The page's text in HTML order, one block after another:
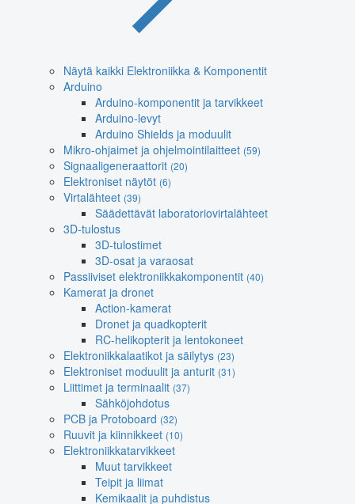
Näytä kaikki Elektroniikka & Komponentit
Arduino
Arduino-komponentit ja tarvikkeet
Arduino-levyt
Arduino Shields ja moduulit
Mikro-ohjaimet ja ohjelmointilaitteet (59)
Signaaligeneraattorit (20)
Elektroniset näytöt (6)
Virtalähteet (39)
Säädettävät laboratoriovirtalähteet
3D-tulostus
3D-tulostimet
3D-osat ja varaosat
Passiiviset elektroniikkakomponentit (40)
Kamerat ja dronet
Action-kamerat
Dronet ja quadkopterit
RC-helikopterit ja lentokoneet
Elektroniikkalaatikot ja säilytys (23)
Elektroniset moduulit ja anturit (31)
Liittimet ja terminaalit (37)
Sähköjohdotus
PCB ja Protoboard (32)
Ruuvit ja kiinnikkeet (10)
Elektroniikkatarvikkeet
Muut tarvikkeet
Teipit ja liimat
Kemikaalit ja puhdistus